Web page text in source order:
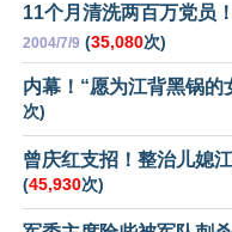
11个月清洗两百万党员
2004/7/9 (35,080次)
内幕！“愿为江背黑锅的
次)
曾庆红支招！整治儿媳
(45,930次)